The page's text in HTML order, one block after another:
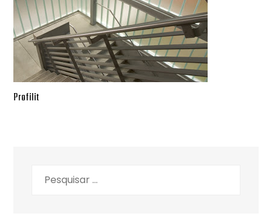
Profilit
Pesquisar